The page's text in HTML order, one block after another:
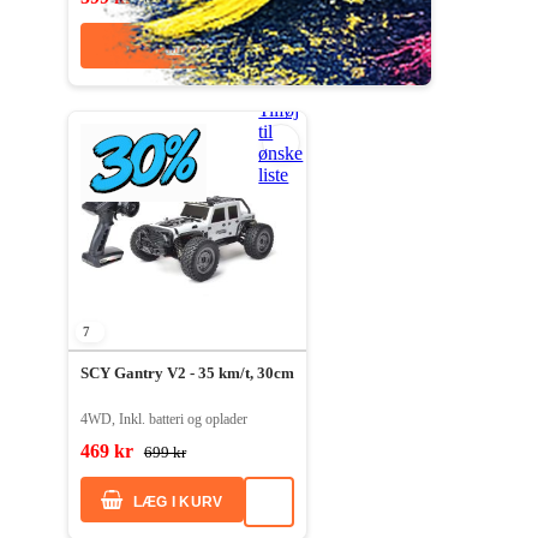
LÆG I KURV
Tilføj
til
ønske
liste
7
SCY Gantry V2 - 35 km/t, 30cm
4WD, Inkl. batteri og oplader
469 kr 699 kr
LÆG I KURV